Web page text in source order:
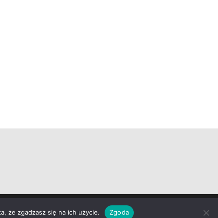
że zgadzasz się na ich użycie. Zgoda